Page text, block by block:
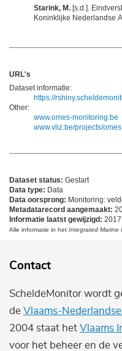
Starink, M. [s.d.].
URL's
Dataset informatie:
https://
Other:
www.omes-monitoring.be
www.vliz.be/projects/omes
Dataset status: Gestart
Data type: Data
Data oorsprong: Monitoring:
Metadatarecord aangemaakt:
Informatie laatst gewijzigd:
Alle informatie in het Integrated Marine
Contact
ScheldeMonitor wordt
de Vlaams-
2004 staat het Vlaams
voor het beheer en de